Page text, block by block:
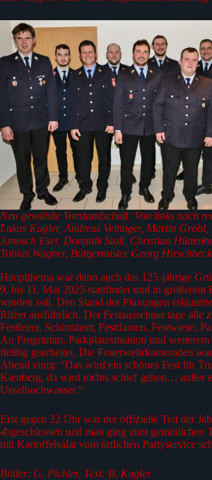
Neu gewählte Vorstandschaft: Von links nach
Lukas Kugler, Andreas Veitinger, Martin Gröbl,
Janosch Eser, Dominik Stoll, Christian
Tobias Wagner, Bürgermister Georg Hirschbeck
Hauptthema war dann auch das 125-jährige
9. bis 11. Mai 2025 stattfindet und in größerem
werden soll. Den Stand der Planungen
Ritzer ausführlich. Der Festausschuss tage alle
Festleiter, Schirmherr, Festdamen, Festwiese,
An Programm, Parkplatzsituation und
fleißig gearbeitet. Die Feuerwehrkameraden
Abend einig: “Das wird ein schönes Fest für
Kienberg, da wird nichts schief gehen… außer
Usselhochwasser.“
Erst gegen 22 Uhr war der offizielle Teil der
abgeschlossen und man ging zum gemütlichen
mit Kartoffelsalat vom örtlichen Partyservice
Bilder: G. Pichler, Text: B. Kugler